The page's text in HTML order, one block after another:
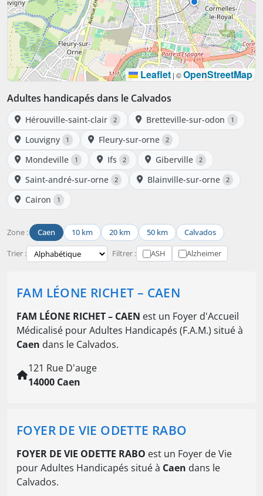
Leaflet | ©OpenStreetMap
Adultes handicapés dans le Calvados
Hérouville-saint-clair 2 Bretteville-sur-odon 1
Louvigny 1 Fleury-sur-orne 2
Mondeville 1 Ifs 2 Giberville 2
Saint-andré-sur-orne 2 Blainville-sur-orne 2
Cairon 1
Zone : Caen 10 km 20 km 50 km Calvados
Trier : Filtrer : ASH Alzheimer
FAM LÉONE RICHET – CAEN
FAM LÉONE RICHET – CAEN est un Foyer d'Accueil
Médicalisé pour Adultes Handicapés (F.A.M.) situé à
Caen dans le Calvados.
121 Rue D'auge
14000 Caen
FOYER DE VIE ODETTE RABO
FOYER DE VIE ODETTE RABO est un Foyer de Vie
pour Adultes Handicapés situé à Caen dans le
Calvados.